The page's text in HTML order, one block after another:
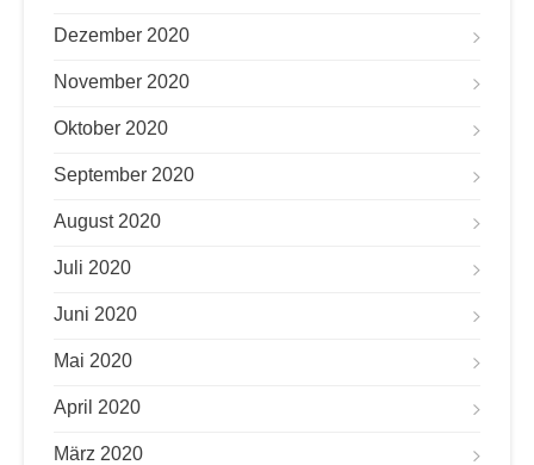
Dezember 2020
November 2020
Oktober 2020
September 2020
August 2020
Juli 2020
Juni 2020
Mai 2020
April 2020
März 2020